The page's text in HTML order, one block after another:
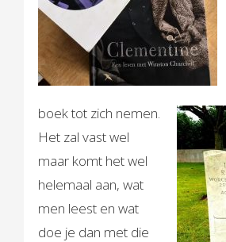
boek tot zich nemen.
Het zal vast wel
maar komt het wel
helemaal aan, wat
men leest en wat
doe je dan met die